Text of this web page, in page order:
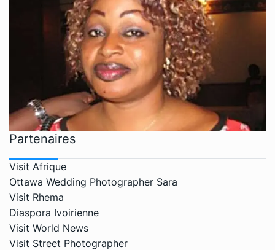
Partenaires
Visit Afrique
Ottawa Wedding Photographer Sara
Visit Rhema
Diaspora Ivoirienne
Visit World News
Visit Street Photographer